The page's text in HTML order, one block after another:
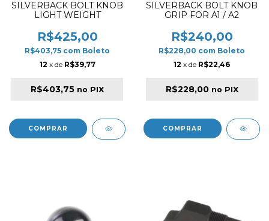
SILVERBACK BOLT KNOB
LIGHT WEIGHT
R$425,00
R$403,75 com Boleto
12 x de R$39,77
R$403,75 no PIX
SILVERBACK BOLT KNOB
GRIP FOR A1 / A2
R$240,00
R$228,00 com Boleto
12 x de R$22,46
R$228,00 no PIX